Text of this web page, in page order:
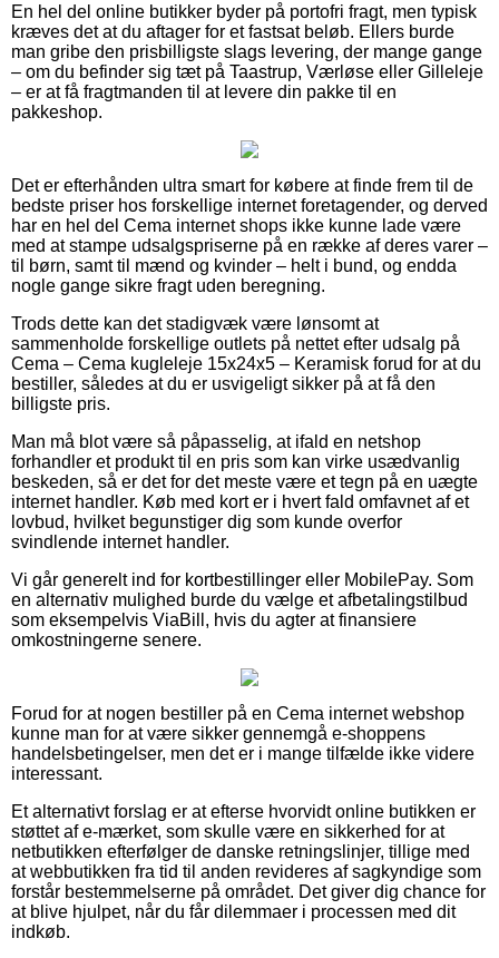
En hel del online butikker byder på portofri fragt, men typisk
kræves det at du aftager for et fastsat beløb. Ellers burde
man gribe den prisbilligste slags levering, der mange gange
– om du befinder sig tæt på Taastrup, Værløse eller Gilleleje
– er at få fragtmanden til at levere din pakke til en
pakkeshop.
Det er efterhånden ultra smart for købere at finde frem til de
bedste priser hos forskellige internet foretagender, og derved
har en hel del Cema internet shops ikke kunne lade være
med at stampe udsalgspriserne på en række af deres varer –
til børn, samt til mænd og kvinder – helt i bund, og endda
nogle gange sikre fragt uden beregning.
Trods dette kan det stadigvæk være lønsomt at
sammenholde forskellige outlets på nettet efter udsalg på
Cema – Cema kugleleje 15x24x5 – Keramisk forud for at du
bestiller, således at du er usvigeligt sikker på at få den
billigste pris.
Man må blot være så påpasselig, at ifald en netshop
forhandler et produkt til en pris som kan virke usædvanlig
beskeden, så er det for det meste være et tegn på en uægte
internet handler. Køb med kort er i hvert fald omfavnet af et
lovbud, hvilket begunstiger dig som kunde overfor
svindlende internet handler.
Vi går generelt ind for kortbestillinger eller MobilePay. Som
en alternativ mulighed burde du vælge et afbetalingstilbud
som eksempelvis ViaBill, hvis du agter at finansiere
omkostningerne senere.
Forud for at nogen bestiller på en Cema internet webshop
kunne man for at være sikker gennemgå e-shoppens
handelsbetingelser, men det er i mange tilfælde ikke videre
interessant.
Et alternativt forslag er at efterse hvorvidt online butikken er
støttet af e-mærket, som skulle være en sikkerhed for at
netbutikken efterfølger de danske retningslinjer, tillige med
at webbutikken fra tid til anden revideres af sagkyndige som
forstår bestemmelserne på området. Det giver dig chance for
at blive hjulpet, når du får dilemmaer i processen med dit
indkøb.